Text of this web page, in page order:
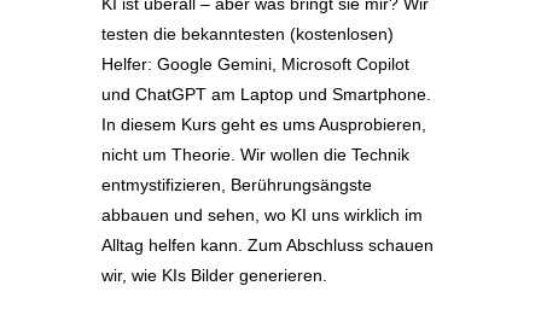
testen die bekanntesten (kostenlosen)
Helfer: Google Gemini, Microsoft Copilot
und ChatGPT am Laptop und Smartphone.
In diesem Kurs geht es ums Ausprobieren,
nicht um Theorie. Wir wollen die Technik
entmystifizieren, Berührungsängste
abbauen und sehen, wo KI uns wirklich im
Alltag helfen kann. Zum Abschluss schauen
wir, wie KIs Bilder generieren.